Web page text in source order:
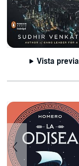
Vista previa